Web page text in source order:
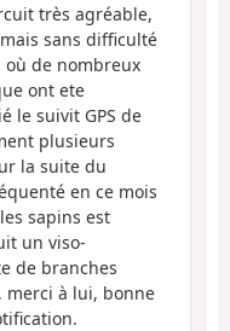
très agréable,
sans difficulté
où de nombreux
ont ete
le suivit GPS de
plusieurs
la suite du
en ce mois
sapins est
un viso-
de branches
merci à lui, bonne